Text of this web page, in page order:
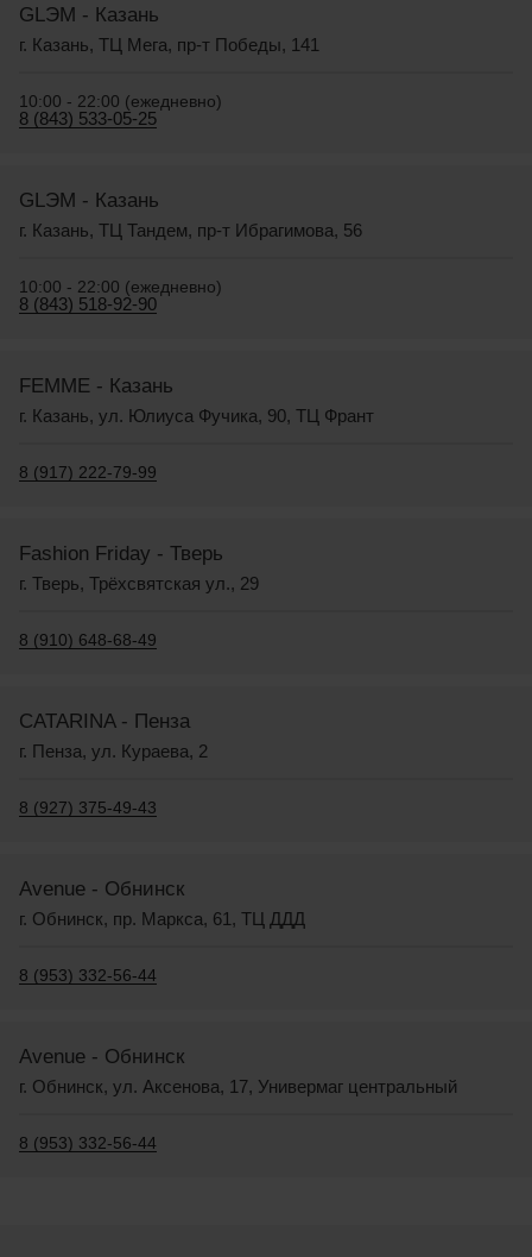
GLЭM - Казань
г. Казань, ТЦ Мега, пр-т Победы, 141
10:00 - 22:00 (ежедневно)
8 (843) 533-05-25
GLЭM - Казань
г. Казань, ТЦ Тандем, пр-т Ибрагимова, 56
10:00 - 22:00 (ежедневно)
8 (843) 518-92-90
FEMME - Казань
г. Казань, ул. Юлиуса Фучика, 90, ТЦ Франт
8 (917) 222-79-99
Fashion Friday - Тверь
г. Тверь, Трёхсвятская ул., 29
8 (910) 648-68-49
CATARINA - Пенза
г. Пенза, ул. Кураева, 2
8 (927) 375-49-43
Avenue - Обнинск
г. Обнинск, пр. Маркса, 61, ТЦ ДДД
8 (953) 332-56-44
Avenue - Обнинск
г. Обнинск, ул. Аксенова, 17, Универмаг центральный
8 (953) 332-56-44